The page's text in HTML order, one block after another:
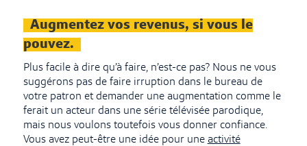
Augmentez vos revenus, si vous le
pouvez.
Plus facile à dire qu’à faire, n’est-ce pas? Nous ne vous
suggérons pas de faire irruption dans le bureau de
votre patron et demander une augmentation comme le
ferait un acteur dans une série télévisée parodique,
mais nous voulons toutefois vous donner confiance.
Vous avez peut-être une idée pour une activité